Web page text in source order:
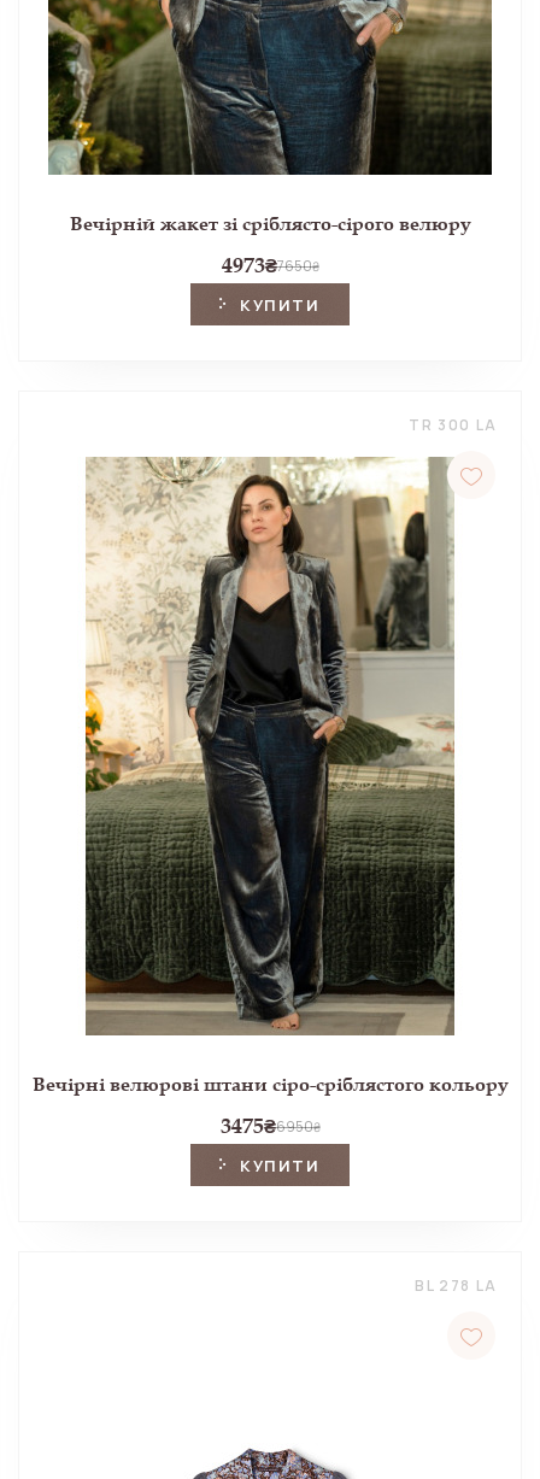
Вечірній жакет зі сріблясто-сірого велюру
4973₴7650₴
КУПИТИ
TR 300 LA
Вечірні велюрові штани сіро-сріблястого кольору
3475₴6950₴
КУПИТИ
BL 278 LA